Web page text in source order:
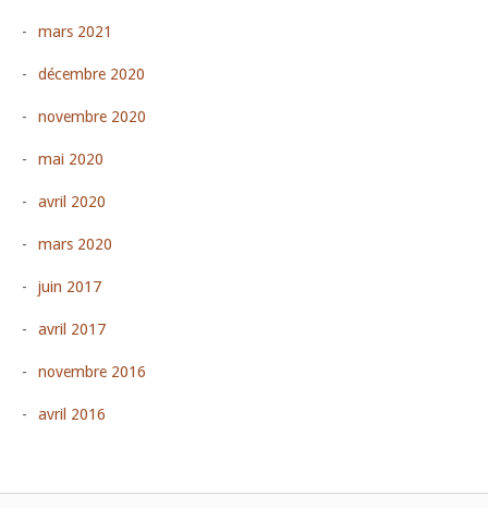
mars 2021
décembre 2020
novembre 2020
mai 2020
avril 2020
mars 2020
juin 2017
avril 2017
novembre 2016
avril 2016